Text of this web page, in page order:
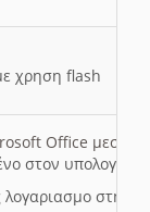
χρηση flash
Office μεσω
στον
λογαριασμο στη